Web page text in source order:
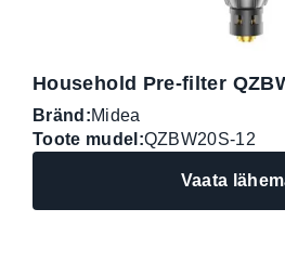
Household Pre-filter
Bränd:Midea
Toote mudel:QZBW20S-12
Vaata